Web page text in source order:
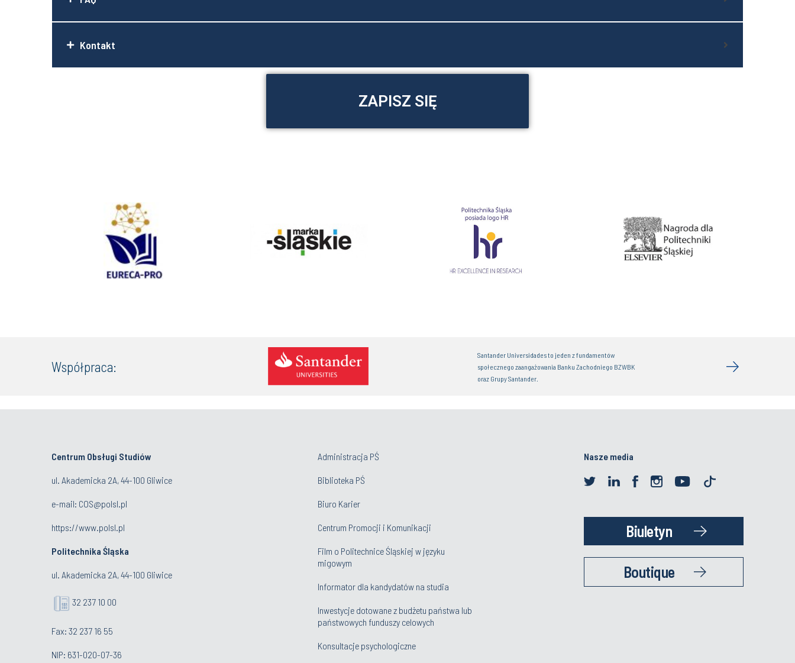
Kontakt
ZAPISZ SIĘ
Współpraca:
Santander Universidades to jeden z fundamentów
społecznego zaangażowania Banku Zachodniego BZWBK
oraz Grupy Santander.
Centrum Obsługi Studiów
ul. Akademicka 2A, 44-100 Gliwice
e-mail: COS@polsl.pl
https://www.polsl.pl
Politechnika Śląska
ul. Akademicka 2A, 44-100 Gliwice
32 237 10 00
Fax: 32 237 16 55
NIP: 631-020-07-36
Administracja PŚ
Biblioteka PŚ
Biuro Karier
Centrum Promocji i Komunikacji
Film o Politechnice Śląskiej w języku
migowym
Informator dla kandydatów na studia
Inwestycje dotowane z budżetu państwa lub
państwowych funduszy celowych
Konsultacje psychologiczne
Nasze media
Biuletyn
Boutique